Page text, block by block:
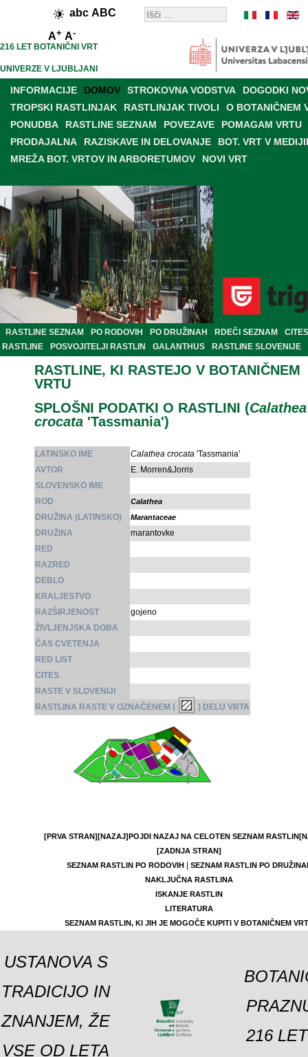
abc ABC
A+ A-
216 LET BOTANIČNI VRT
UNIVERZE V LJUBLJANI
INFORMACIJE DOMOV STROKOVNA VODSTVA
DOGODKI
TROPSKI RASTLINJAK
RASTLINJAK TIVOLI
O BOTANIČNEM
PONUDBA
RASTLINE SEZNAM POVEZAVE
POMAGAM VRTU
PRODAJALNA
RAZISKAVE IN DELOVANJE
BOT. VRT V
MREŽA BOT. VRTOV IN ARBORETUMOV
NOVI VRT
RASTLINE SEZNAM PO RODOVIH PO DRUŽINAH RDEČI SEZNAM
CITES
RASTLINE
POSVOJITELJI RASTLIN GALANTHUS RASTLINE SLOVENIJE
RASTLINE, KI RASTEJO V BOTANIČNEM
VRTU
SPLOŠNI PODATKI O RASTLINI (Calathea
crocata 'Tassmania')
LATINSKO IME Calathea crocata 'Tassmania'
AVTOR
E. Morren&Jorris
SLOVENSKO IME
ROD
Calathea
DRUŽINA (LATINSKO) Marantaceae
DRUŽINA
marantovke
RED
RAZRED
DEBLO
KRALJESTVO
RAZŠIRJENOST
gojeno
ŽIVLJENJSKA DOBA
ČAS CVETENJA
RED LIST
CITES
RASTE V SLOVENIJI
RASTLINA RASTE V OZNAČENEM (
) DELU VRTA
[PRVA STRAN][NAZAJ]POJDI NAZAJ NA CELOTEN SEZNAM RASTLIN
[ZADNJA STRAN]
SEZNAM RASTLIN PO RODOVIH|
SEZNAM RASTLIN PO
NAKLJUČNA RASTLINA
ISKANJE RASTLIN
LITERATURA
SEZNAM RASTLIN, KI JIH JE MOGOČE KUPITI V BOTANIČNEM
USTANOVA S
TRADICIJO IN
ZNANJEM, ŽE
VSE OD LETA
216